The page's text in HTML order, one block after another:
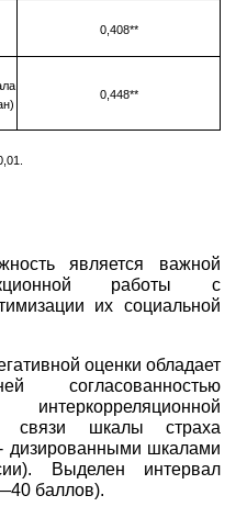
0,408**
0,448**
является важной
работы с
их социальной
оценки обладает
согласованностью
связи шкалы страха
дизированными шкалами
Выделен интервал
баллов).